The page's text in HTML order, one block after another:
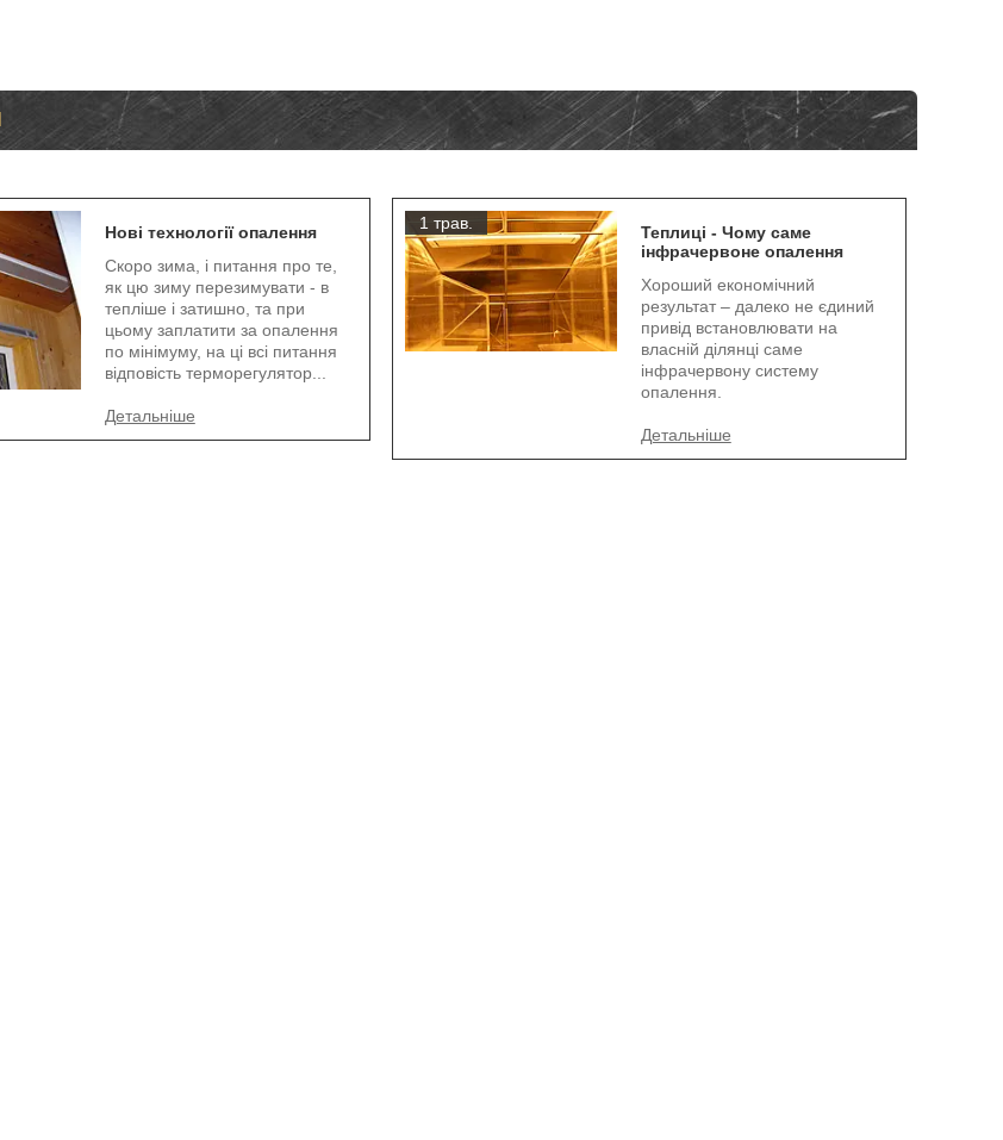
Нові технології опалення
Скоро зима, і питання про те,
як цю зиму перезимувати - в
тепліше і затишно, та при
цьому заплатити за опалення
по мінімуму, на ці всі питання
відповість терморегулятор...
1 трав.
Теплиці - Чому саме
інфрачервоне опалення
Хороший економічний
результат – далеко не єдиний
привід встановлювати на
власній ділянці саме
інфрачервону систему
опалення.